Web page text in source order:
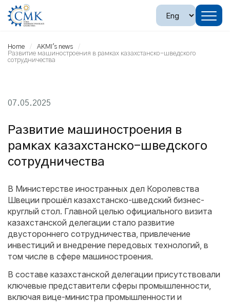
Home
AKMI's news
Развитие машиностроения в рамках казахстанско-шведского
сотрудничества
07.05.2025
Развитие машиностроения в
рамках казахстанско-шведского
сотрудничества
В Министерстве иностранных дел Королевства
Швеции прошёл казахстанско-шведский бизнес-
круглый стол. Главной целью официального визита
казахстанской делегации стало развитие
двустороннего сотрудничества, привлечение
инвестиций и внедрение передовых технологий, в
том числе в сфере машиностроения.
В составе казахстанской делегации присутствовали
ключевые представители сферы промышленности,
включая вице-министра промышленности и